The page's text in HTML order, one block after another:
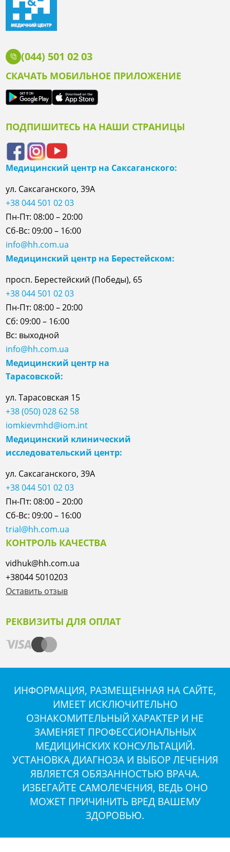
(044) 501 02 03
СКАЧАТЬ МОБИЛЬНОЕ ПРИЛОЖЕНИЕ
ПОДПИШИТЕСЬ НА НАШИ СТРАНИЦЫ
Медицинский центр на Саксаганского:
ул. Саксаганского, 39А
+38 044 501 02 03
Пн-Пт: 08:00 – 20:00
Сб-Вс: 09:00 – 16:00
info@hh.com.ua
Медицинский центр на Берестейском:
просп. Берестейский (Победы), 65
+38 044 501 02 03
Пн-Пт: 08:00 – 20:00
Сб: 09:00 – 16:00
Вс: выходной
info@hh.com.ua
Медицинский центр на
Тарасовской:
ул.Тарасовская 15
+38 (050) 028 62 58
iomkievmhd@iom.int
Медицинский клинический
исследовательский центр:
ул. Саксаганского, 39А
+38 044 501 02 03
Пн-Пт: 08:00 – 20:00
Сб-Вс: 09:00 – 16:00
trial@hh.com.ua
КОНТРОЛЬ КАЧЕСТВА
vidhuk@hh.com.ua
+38044 5010203
Оставить отзыв
РЕКВИЗИТЫ ДЛЯ ОПЛАТ
ИНФОРМАЦИЯ, РАЗМЕЩЕННАЯ НА САЙТЕ,
ИМЕЕТ ИСКЛЮЧИТЕЛЬНО
ОЗНАКОМИТЕЛЬНЫЙ ХАРАКТЕР И НЕ
ЗАМЕНЯЕТ ПРОФЕССИОНАЛЬНЫХ
МЕДИЦИНСКИХ КОНСУЛЬТАЦИЙ.
УСТАНОВКА ДИАГНОЗА И ВЫБОР ЛЕЧЕНИЯ
ЯВЛЯЕТСЯ ОБЯЗАННОСТЬЮ ВРАЧА.
ИЗБЕГАЙТЕ САМОЛЕЧЕНИЯ, ВЕДЬ ОНО
МОЖЕТ ПРИЧИНИТЬ ВРЕД ВАШЕМУ
ЗДОРОВЬЮ.